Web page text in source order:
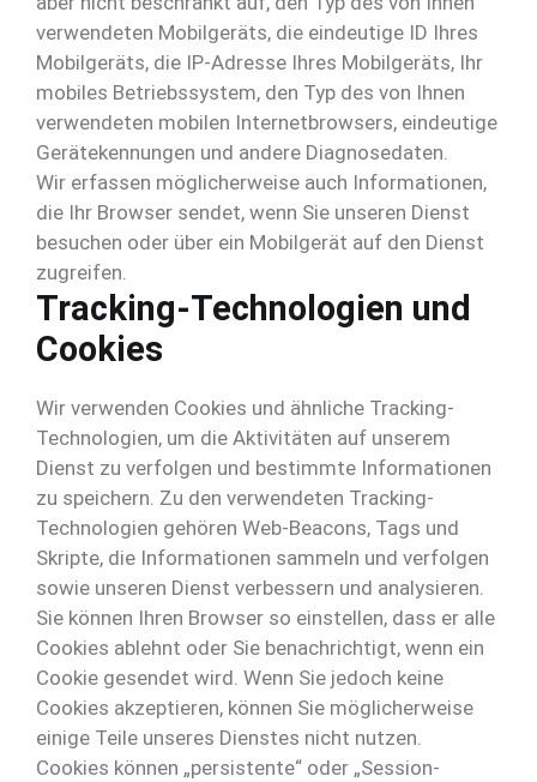
verwendeten Mobilgeräts, die eindeutige ID Ihres
Mobilgeräts, die IP-Adresse Ihres Mobilgeräts, Ihr
mobiles Betriebssystem, den Typ des von Ihnen
verwendeten mobilen Internetbrowsers, eindeutige
Gerätekennungen und andere Diagnosedaten.
Wir erfassen möglicherweise auch Informationen,
die Ihr Browser sendet, wenn Sie unseren Dienst
besuchen oder über ein Mobilgerät auf den Dienst
zugreifen.
Tracking-Technologien und
Cookies
Wir verwenden Cookies und ähnliche Tracking-
Technologien, um die Aktivitäten auf unserem
Dienst zu verfolgen und bestimmte Informationen
zu speichern. Zu den verwendeten Tracking-
Technologien gehören Web-Beacons, Tags und
Skripte, die Informationen sammeln und verfolgen
sowie unseren Dienst verbessern und analysieren.
Sie können Ihren Browser so einstellen, dass er alle
Cookies ablehnt oder Sie benachrichtigt, wenn ein
Cookie gesendet wird. Wenn Sie jedoch keine
Cookies akzeptieren, können Sie möglicherweise
einige Teile unseres Dienstes nicht nutzen.
Cookies können „persistente“ oder „Session-